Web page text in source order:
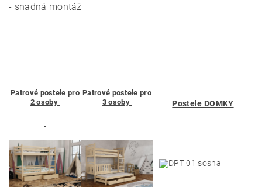
- snadná montáž
Patrové postele pro
2 osoby
Patrové postele pro
3 osoby
Postele DOMKY